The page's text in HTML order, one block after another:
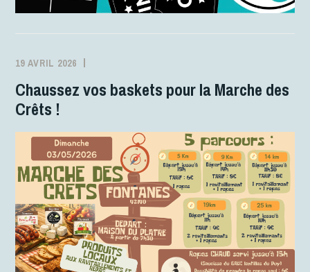
19 AVRIL 2026
ROUVEURE
Chaussez vos baskets pour la Marche des
Crêts !